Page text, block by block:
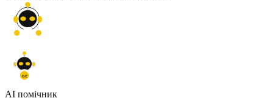
GC
AI помічник